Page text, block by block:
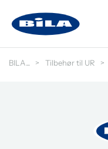
BILA Tilbehør til UR